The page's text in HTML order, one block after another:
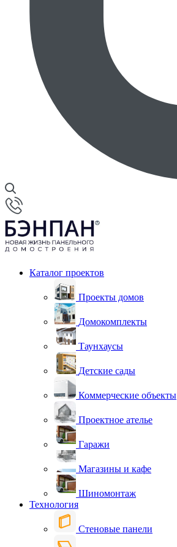
Каталог проектов
Проекты домов
Домокомплекты
Таунхаусы
Детские сады
Коммерческие объекты
Проектное ателье
Гаражи
Магазины и кафе
Шиномонтаж
Технология
Стеновые панели